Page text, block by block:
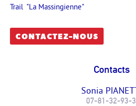
Trail "La Massingienne"
CONTACTEZ-NOUS
Contacts
Sonia
07-81-32-93-